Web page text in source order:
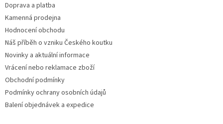
Doprava a platba
Kamenná prodejna
Hodnocení obchodu
Náš příběh o vzniku Českého koutku
Novinky a aktuální informace
Vrácení nebo reklamace zboží
Obchodní podmínky
Podmínky ochrany osobních údajů
Balení objednávek a expedice